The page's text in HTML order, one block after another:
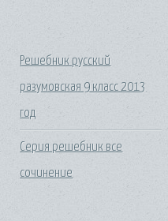
Решебник русский
разумовская 9 класс 2013
год
Серия решебник все
сочинение